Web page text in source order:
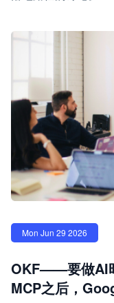
Mon Jun 29 2026
OKF——要做AI
MCP之后，